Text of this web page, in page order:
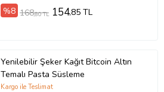
%8 168,80 TL 154,85 TL
Yenilebilir Şeker Kağıt Bitcoin Altın
Temalı Pasta Süsleme
Kargo ile Teslimat